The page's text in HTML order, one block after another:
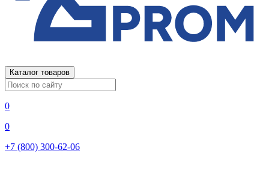
Каталог товаров
0
0
+7 (800) 300-62-06